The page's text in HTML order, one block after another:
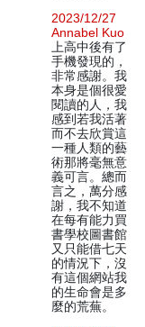
2023/12/27
Annabel Kuo
上高中後有了
手機發現的，
非常感謝。我
本身是個很愛
閱讀的人，我
感到若我活著
而不去欣賞這
一種人類的藝
術那將毫無意
義可言。總而
言之，萬分感
謝，我不知道
在每有能力買
書學校圖書館
又只能借七天
的情況下，沒
有這個網站我
的生命會是多
麼的荒蕪。